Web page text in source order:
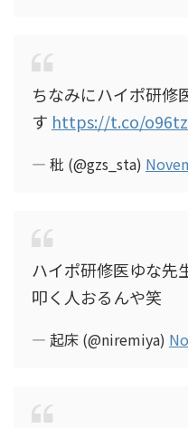
ちなみにハイポ研修
す https://t.co/
— 秕 (@gzs_sta)
ハイポ研修医ゆな先
叩く人おるんや笑
— 起床 (@niremiya)